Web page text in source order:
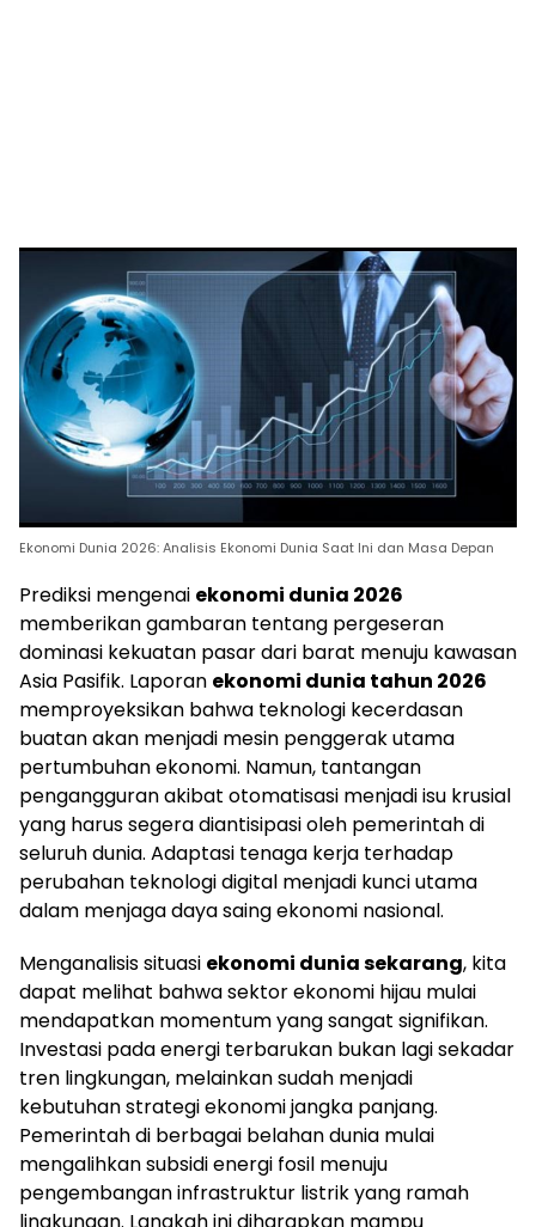
Ekonomi Dunia 2026: Analisis Ekonomi Dunia Saat Ini dan Masa Depan
Prediksi mengenai ekonomi dunia 2026
memberikan gambaran tentang pergeseran
dominasi kekuatan pasar dari barat menuju kawasan
Asia Pasifik. Laporan ekonomi dunia tahun 2026
memproyeksikan bahwa teknologi kecerdasan
buatan akan menjadi mesin penggerak utama
pertumbuhan ekonomi. Namun, tantangan
pengangguran akibat otomatisasi menjadi isu krusial
yang harus segera diantisipasi oleh pemerintah di
seluruh dunia. Adaptasi tenaga kerja terhadap
perubahan teknologi digital menjadi kunci utama
dalam menjaga daya saing ekonomi nasional.
Menganalisis situasi ekonomi dunia sekarang, kita
dapat melihat bahwa sektor ekonomi hijau mulai
mendapatkan momentum yang sangat signifikan.
Investasi pada energi terbarukan bukan lagi sekadar
tren lingkungan, melainkan sudah menjadi
kebutuhan strategi ekonomi jangka panjang.
Pemerintah di berbagai belahan dunia mulai
mengalihkan subsidi energi fosil menuju
pengembangan infrastruktur listrik yang ramah